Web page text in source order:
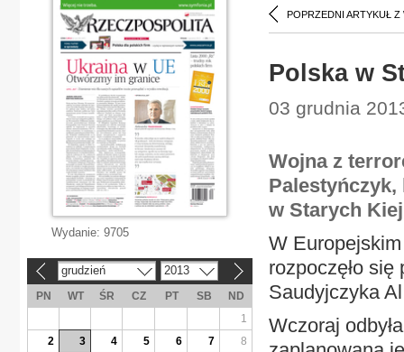
POPRZEDNI ARTYKUŁ Z
Polska w
03 grudnia
Wojna z
w Starych
W
rozpoczęło
Saudyjczyka
Wczoraj
Wydanie: 9705
grudzień 2013
PN WT ŚR CZ PT SB
ND
1
2
3 4 5 6 7
8